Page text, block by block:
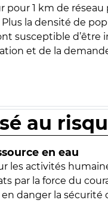
pour 1 km de réseau
Plus la densité de
susceptible d’être
et de la
au
en eau
les activités
par la force du
danger la sécurité